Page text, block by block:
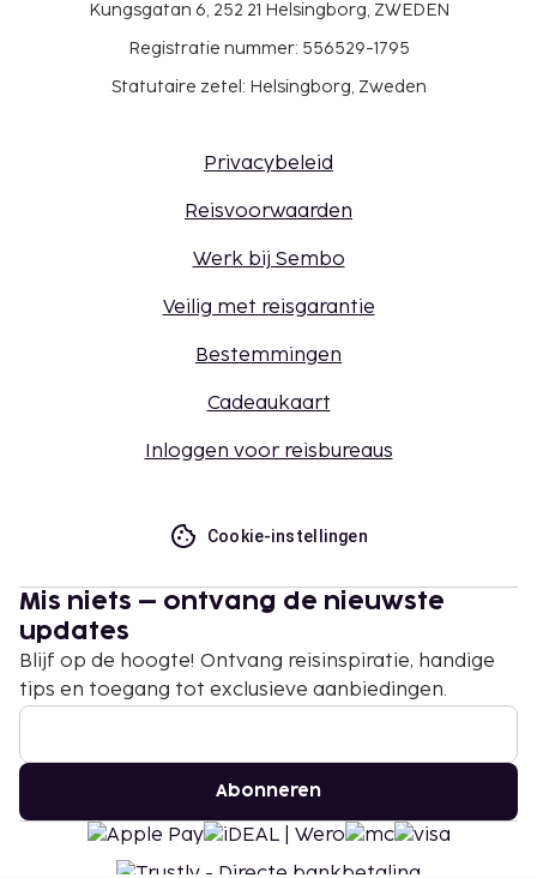
Kungsgatan 6, 252 21 Helsingborg, ZWEDEN
Registratie nummer: 556529-1795
Statutaire zetel: Helsingborg, Zweden
Privacybeleid
Reisvoorwaarden
Werk bij Sembo
Veilig met reisgarantie
Bestemmingen
Cadeaukaart
Inloggen voor reisbureaus
Cookie-instellingen
Mis niets – ontvang de nieuwste
updates
Blijf op de hoogte! Ontvang reisinspiratie, handige
tips en toegang tot exclusieve aanbiedingen.
Abonneren